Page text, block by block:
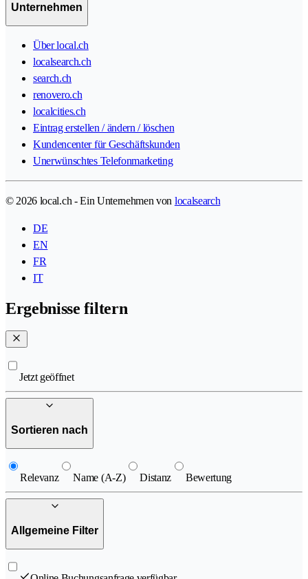
Unternehmen
Über local.ch
localsearch.ch
search.ch
renovero.ch
localcities.ch
Eintrag erstellen / ändern / löschen
Kundencenter für Geschäftskunden
Unerwünschtes Telefonmarketing
© 2026 local.ch - Ein Unternehmen von localsearch
DE
EN
FR
IT
Ergebnisse filtern
Jetzt geöffnet
Sortieren nach
Relevanz Name (A-Z) Distanz Bewertung
Allgemeine Filter